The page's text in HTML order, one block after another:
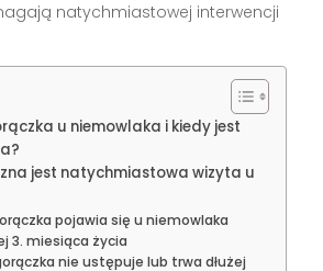
natychmiastowej interwencji
u niemowlaka i kiedy jest
jest natychmiastowa wizyta u
pojawia się u niemowlaka
3. miesiąca życia
nie ustępuje lub trwa dłużej